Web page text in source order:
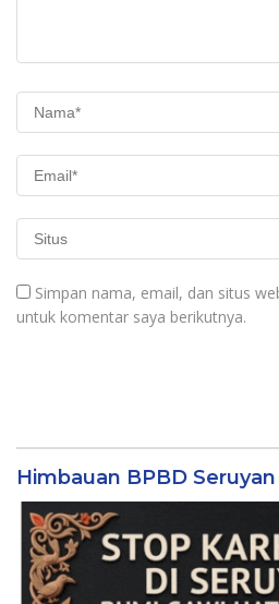
Simpan nama, email, dan situs
untuk komentar saya berikutnya.
Himbauan BPBD Seruyan